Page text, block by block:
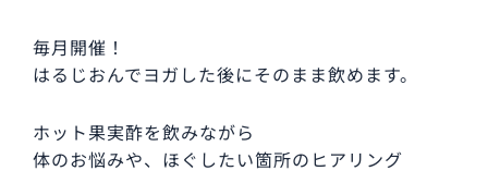
毎月開催！
はるじおんでヨガした後にそのまま飲めます。
ホット果実酢を飲みながら
体のお悩みや、ほぐしたい箇所のヒアリング